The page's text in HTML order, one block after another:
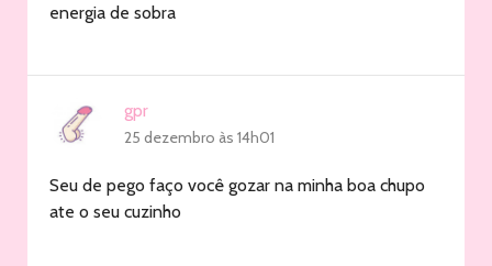
energia de sobra
gpr
25 dezembro às 14h01
Seu de pego faço você gozar na minha boa chupo
ate o seu cuzinho